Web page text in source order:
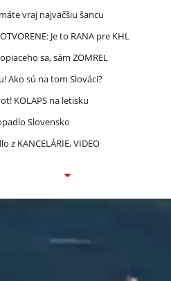
vraj najväčšiu šancu
Je to RANA pre KHL
sa, sám ZOMREL
Ako sú na tom Slováci?
KOLAPS na letisku
Slovensko
KANCELÁRIE, VIDEO